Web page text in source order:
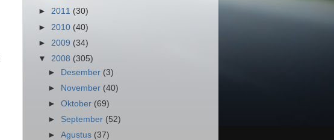
► 2011 (30)
► 2010 (40)
► 2009 (34)
▼ 2008 (305)
► Desember (3)
► November (40)
►Oktober (69)
► September (52)
►Agustus (37)